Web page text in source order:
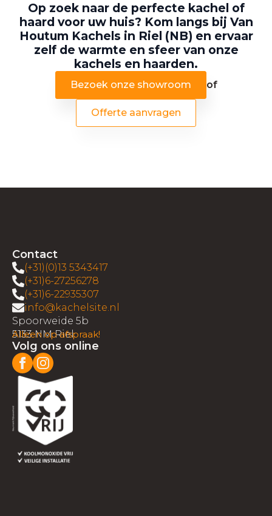
Op zoek naar de perfecte kachel of
haard voor uw huis? Kom langs bij Van
Houtum Kachels in Riel (NB) en ervaar
zelf de warmte en sfeer van onze
kachels en haarden.
Bezoek onze showroom of
Offerte aanvragen
Contact
(+31)(0)13 5343417
(+31)6-27256278
(+31)6-22935307
info@kachelsite.nl
Spoorweide 5b
5133 NM Riel
Alleen op afspraak!
Volg ons online